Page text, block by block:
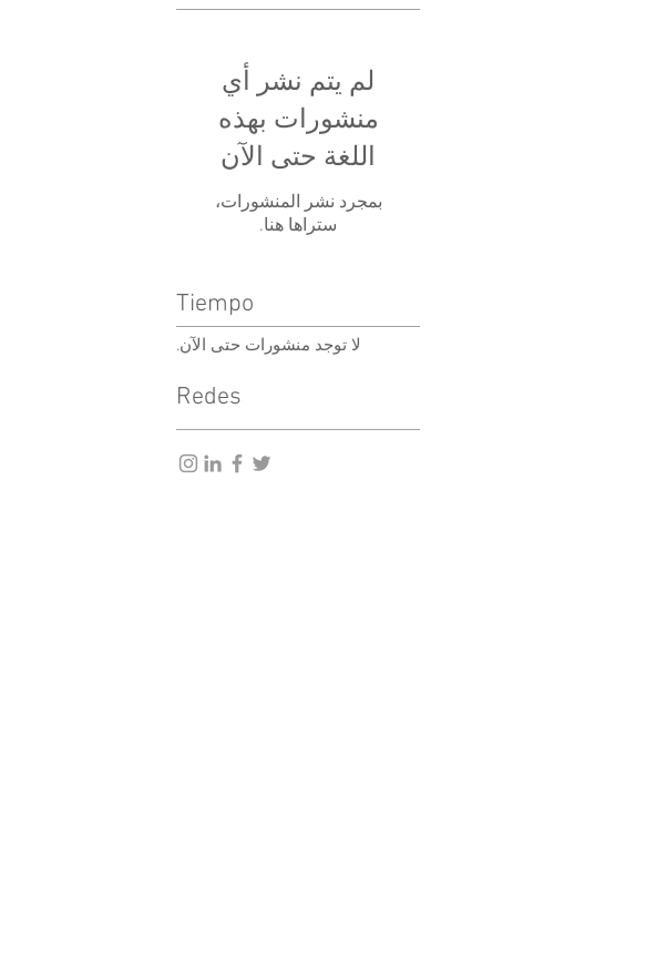
لم يتم نشر أي
منشورات بهذه
اللغة حتى الآن
بمجرد نشر المنشورات،
ستراها هنا.
Tiempo
لا توجد منشورات حتى الآن.
Redes